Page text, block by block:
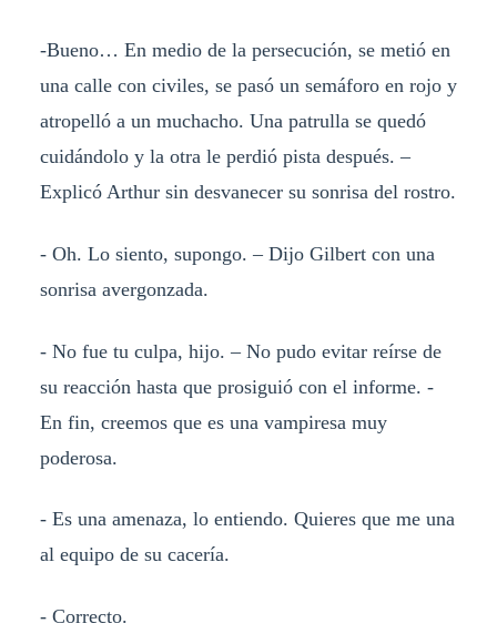
-Bueno… En medio de la persecución, se metió en
una calle con civiles, se pasó un semáforo en rojo y
atropelló a un muchacho. Una patrulla se quedó
cuidándolo y la otra le perdió pista después. –
Explicó Arthur sin desvanecer su sonrisa del rostro.
- Oh. Lo siento, supongo. – Dijo Gilbert con una
sonrisa avergonzada.
- No fue tu culpa, hijo. – No pudo evitar reírse de
su reacción hasta que prosiguió con el informe. -
En fin, creemos que es una vampiresa muy
poderosa.
- Es una amenaza, lo entiendo. Quieres que me una
al equipo de su cacería.
- Correcto.